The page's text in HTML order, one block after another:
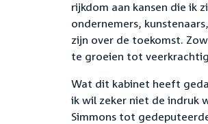
rijkdom aan kansen die ik
ondernemers,
zijn over de toekomst.
te groeien tot
Wat dit kabinet heeft
ik wil zeker niet de indruk
Simmons tot